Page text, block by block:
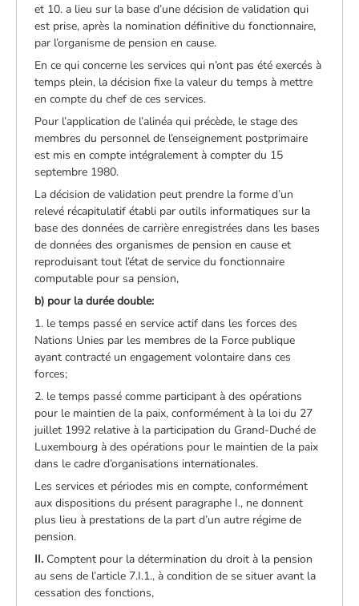
et 10. a lieu sur la base d’une décision de validation qui
est prise, après la nomination définitive du fonctionnaire,
par l’organisme de pension en cause.
En ce qui concerne les services qui n’ont pas été exercés à
temps plein, la décision fixe la valeur du temps à mettre
en compte du chef de ces services.
Pour l’application de l’alinéa qui précède, le stage des
membres du personnel de l’enseignement postprimaire
est mis en compte intégralement à compter du 15
septembre 1980.
La décision de validation peut prendre la forme d’un
relevé récapitulatif établi par outils informatiques sur la
base des données de carrière enregistrées dans les bases
de données des organismes de pension en cause et
reproduisant tout l’état de service du fonctionnaire
computable pour sa pension,
b) pour la durée double:
1. le temps passé en service actif dans les forces des
Nations Unies par les membres de la Force publique
ayant contracté un engagement volontaire dans ces
forces;
2. le temps passé comme participant à des opérations
pour le maintien de la paix, conformément à la loi du 27
juillet 1992 relative à la participation du Grand-Duché de
Luxembourg à des opérations pour le maintien de la paix
dans le cadre d’organisations internationales.
Les services et périodes mis en compte, conformément
aux dispositions du présent paragraphe I., ne donnent
plus lieu à prestations de la part d’un autre régime de
pension.
II. Comptent pour la détermination du droit à la pension
au sens de l’article 7.I.1., à condition de se situer avant la
cessation des fonctions,